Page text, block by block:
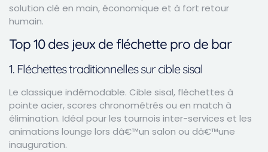
solution clé en main, économique et à fort retour
humain.
Top 10 des jeux de fléchette pro de bar
1. Fléchettes traditionnelles sur cible sisal
Le classique indémodable. Cible sisal, fléchettes à
pointe acier, scores chronométrés ou en match à
élimination. Idéal pour les tournois inter-services et les
animations lounge lors dâ€™un salon ou dâ€™une
inauguration.